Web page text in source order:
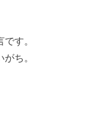
す。
ち。